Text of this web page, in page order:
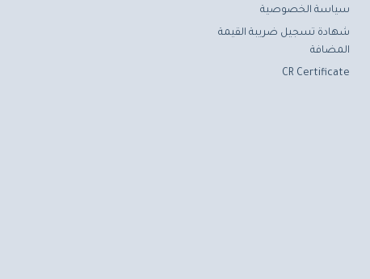
سياسة الخصوصية
شهادة تسجيل ضريبة القيمة
المضافة
CR Certificate